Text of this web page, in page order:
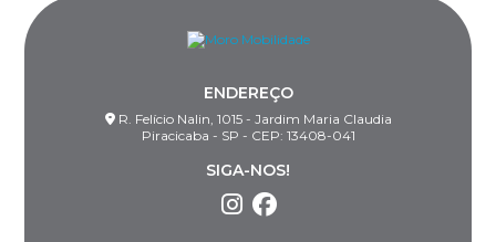
ENDEREÇO
R. Felício Nalin, 1015 - Jardim Maria Claudia
Piracicaba - SP - CEP: 13408-041
SIGA-NOS!